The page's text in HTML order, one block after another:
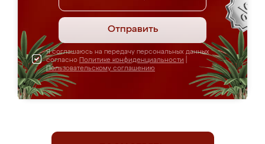
Отправить
Я соглашаюсь на передачу персональных данных
согласно Политике конфиденциальности
Пользовательскому соглашению